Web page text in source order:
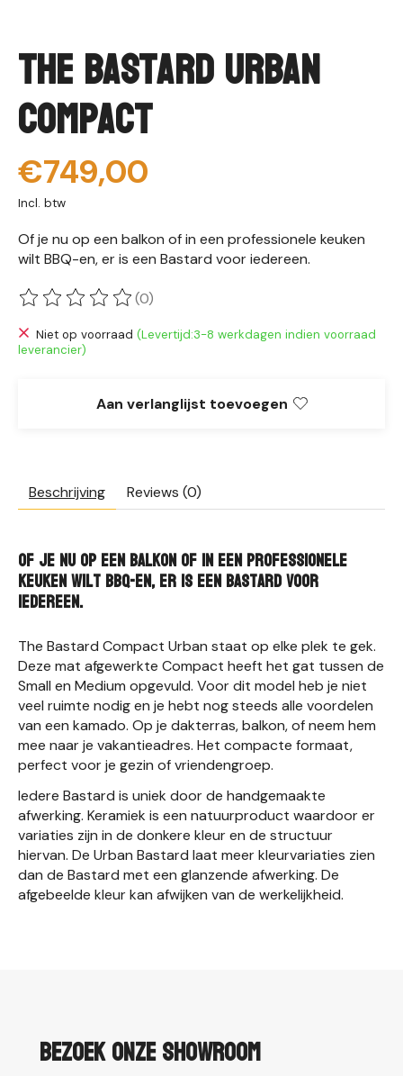
The Bastard Urban
Compact
€749,00
Incl. btw
Of je nu op een balkon of in een professionele keuken
wilt BBQ-en, er is een Bastard voor iedereen.
De beoordeling van dit product is
(0)
Niet op voorraad (Levertijd:3-8 werkdagen indien voorraad
leverancier)
Aan verlanglijst toevoegen
Beschrijving Reviews (0)
Of je nu op een balkon of in een professionele
keuken wilt BBQ-en, er is een Bastard voor
iedereen.
The Bastard Compact Urban staat op elke plek te gek.
Deze mat afgewerkte Compact heeft het gat tussen de
Small en Medium opgevuld. Voor dit model heb je niet
veel ruimte nodig en je hebt nog steeds alle voordelen
van een kamado. Op je dakterras, balkon, of neem hem
mee naar je vakantieadres. Het compacte formaat,
perfect voor je gezin of vriendengroep.
Iedere Bastard is uniek door de handgemaakte
afwerking. Keramiek is een natuurproduct waardoor er
variaties zijn in de donkere kleur en de structuur
hiervan. De Urban Bastard laat meer kleurvariaties zien
dan de Bastard met een glanzende afwerking. De
afgebeelde kleur kan afwijken van de werkelijkheid.
Bezoek onze showroom